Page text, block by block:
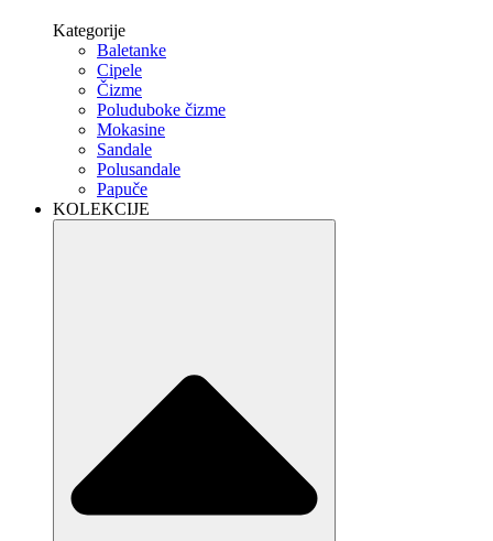
Kategorije
Baletanke
Cipele
Čizme
Poluduboke čizme
Mokasine
Sandale
Polusandale
Papuče
KOLEKCIJE